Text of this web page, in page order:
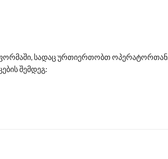
სადაც ურთიერთობთ ოპერატორთან.
შემდეგ: